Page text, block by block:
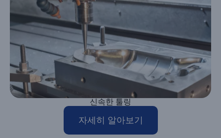
신속한 툴링
자세히 알아보기